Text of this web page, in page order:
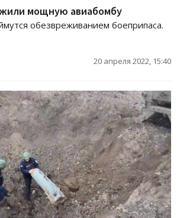
мощную авиабомбу
обезвреживанием боеприпаса.
20 апреля 2022, 15:40